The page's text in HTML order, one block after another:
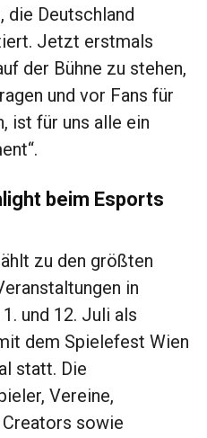
die Deutschland
Jetzt erstmals
der Bühne zu stehen,
und vor Fans für
ist für uns alle ein
beim Esports
zu den größten
in
und 12. Juli als
dem Spielefest Wien
statt. Die
Vereine,
sowie